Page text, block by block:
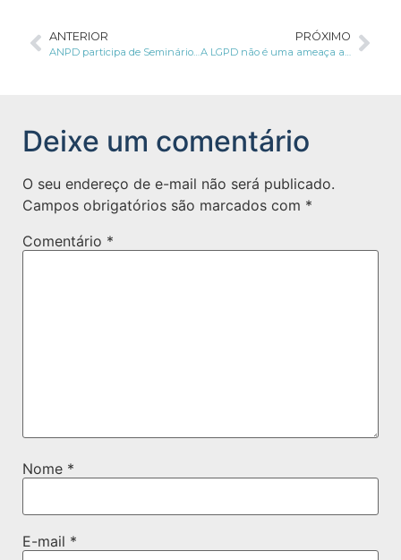
ANTERIOR PRÓXIMO
Deixe um comentário
O seu endereço de e-mail não será publicado.
Campos obrigatórios são marcados com *
Comentário *
Nome *
E-mail *